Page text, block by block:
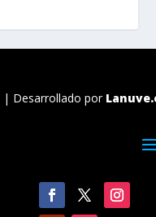
| Desarrollado por